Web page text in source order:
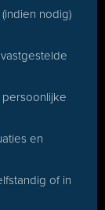
nodig)
en
of in